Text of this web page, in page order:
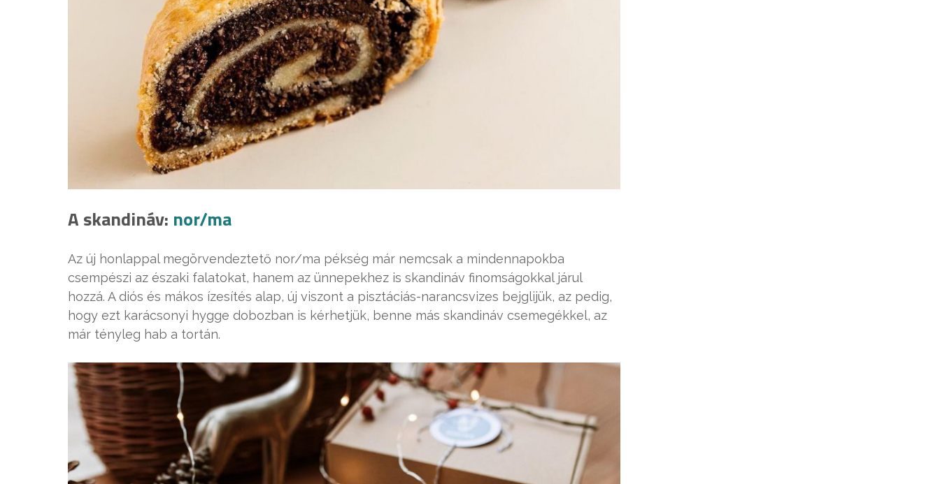
A skandináv: nor/ma
Az új honlappal megörvendeztető nor/ma pékség már nemcsak a mindennapokba
csempészi az északi falatokat, hanem az ünnepekhez is skandináv finomságokkal járul
hozzá. A diós és mákos ízesítés alap, új viszont a pisztáciás-narancsvizes bejglijük, az pedig,
hogy ezt karácsonyi hygge dobozban is kérhetjük, benne más skandináv csemegékkel, az
már tényleg hab a tortán.